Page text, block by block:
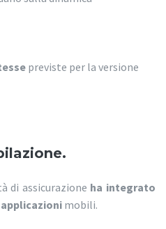
previste per la versione
di assicurazione ha integrato
mobili.